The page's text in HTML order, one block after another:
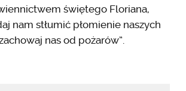
świętego Floriana,
nam stłumić płomienie naszych
nas od pożarów”.